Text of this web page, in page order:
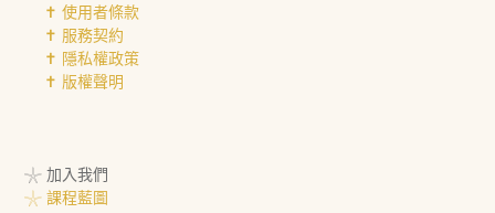
✝︎ 使用者條款
✝︎ 服務契約
✝︎ 隱私權政策
✝︎ 版權聲明
𓇼 加入我們
𓇼 課程藍圖